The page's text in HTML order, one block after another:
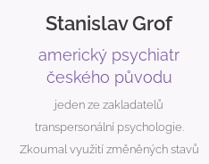
Stanislav Grof
americký psychiatr
českého původu
jeden ze zakladatelů
transpersonální psychologie.
Zkoumal využití změněných stavů